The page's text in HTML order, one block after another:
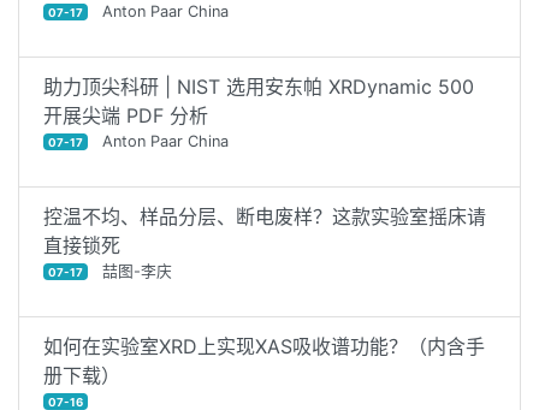
07-17 Anton Paar China
助力顶尖科研 | NIST 选用安东帕 XRDynamic 500
开展尖端 PDF 分析
07-17 Anton Paar China
控温不均、样品分层、断电废样？这款实验室摇床请
直接锁死
07-17 喆图-李庆
如何在实验室XRD上实现XAS吸收谱功能？（内含手
册下载）
07-16